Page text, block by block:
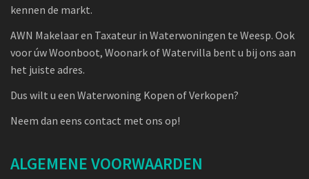
kennen de markt.
AWN Makelaar en Taxateur in Waterwoningen te Weesp. Ook
voor úw Woonboot, Woonark of Watervilla bent u bij ons aan
het juiste adres.
Dus wilt u een Waterwoning Kopen of Verkopen?
Neem dan eens contact met ons op!
ALGEMENE VOORWAARDEN